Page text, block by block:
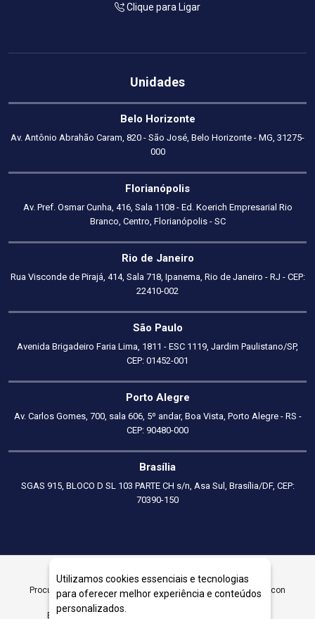
Clique para Ligar
Unidades
Belo Horizonte
Av. Antônio Abrahão Caram, 820 - São José, Belo Horizonte - MG, 31275-
000
Florianópolis
Av. Pref. Osmar Cunha, 416, Sala 1108 - Ed. Koerich Empresarial Rio
Branco, Centro, Florianópolis - SC
Rio de Janeiro
Rua Visconde de Pirajá, 414, Sala 718, Ipanema, Rio de Janeiro - RJ - CEP:
22410-002
São Paulo
Avenida Brigadeiro Faria Lima, 1811 - ESC 1119, Jardim Paulistano/SP,
CEP: 01452-001
Porto Alegre
Av. Carlos Gomes, 700, sala 606, 5º andar, Boa Vista, Porto Alegre - RS -
CEP: 90480-000
Brasília
SGAS 915, BLOCO D SL 103 PARTE CH s/n, Asa Sul, Brasília/DF, CEP:
70390-150
Procurando Consultoria Empresarial em Belo Horizonte? A Parcon
Consultoria Empresarial é especialista em Consultoria
Empresarial em Belo Horizonte. Entre em Contato Agora.
Utilizamos cookies essenciais e tecnologias
para oferecer melhor experiência e conteúdos
personalizados.